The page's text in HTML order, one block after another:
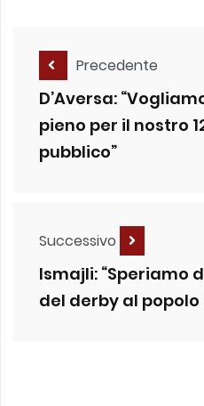
Precedente
D’Aversa:
pieno per il nostro
pubblico”
Successivo
Ismajli: “Speriamo
del derby al